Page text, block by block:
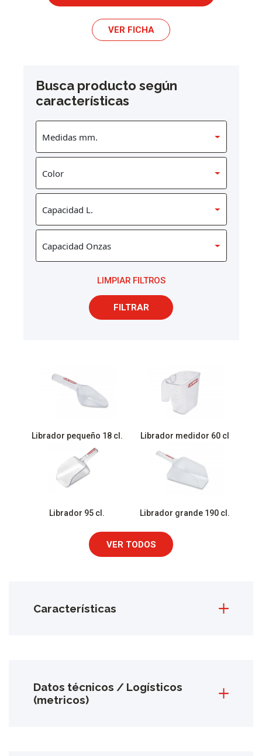
VER FICHA
Busca producto según
características
LIMPIAR FILTROS
FILTRAR
Librador pequeño 18 cl. Librador medidor 60 cl
Librador 95 cl. Librador grande 190 cl.
VER TODOS
Características
Datos técnicos / Logísticos
(metricos)